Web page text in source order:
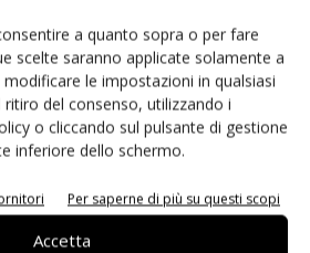
a quanto sopra o per fare
scelte saranno applicate solamente a
le impostazioni in qualsiasi
del consenso, utilizzando i
o cliccando sul pulsante di gestione
inferiore dello schermo.
Per saperne di più su questi scopi
Accetta
Seed Europa e Consorzio Dolce
sull’innovazione del cocomero